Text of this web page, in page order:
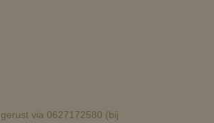
via 0627172580 (bij